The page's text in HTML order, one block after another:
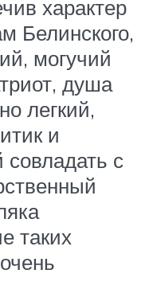
характер
Белинского,
могучий
душа
легкий,
и
с
таких